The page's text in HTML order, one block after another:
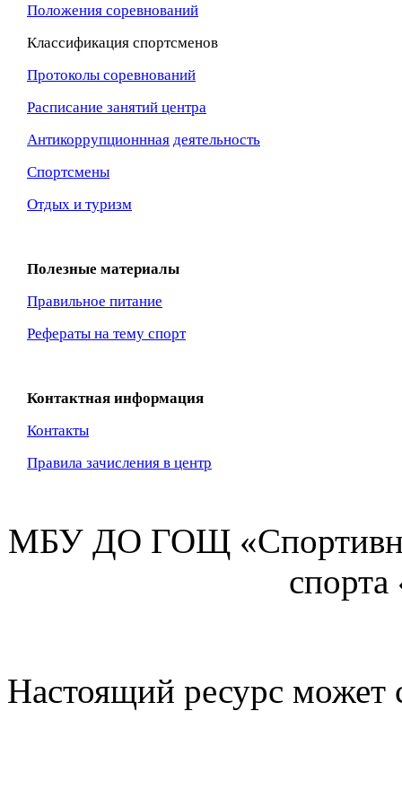
Положения соревнований
Классификация спортсменов
Протоколы соревнований
Расписание занятий центра
Антикоррупционнная деятельность
Спортсмены
Отдых и туризм
Полезные материалы
Правильное питание
Рефераты на тему спорт
Контактная информация
Контакты
Правила зачисления в центр
МБУ ДО ГОЩ
Настоящий ресурс может